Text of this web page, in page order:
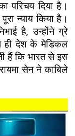
परिचय दिया है।
न्याय किया है।
है, उन्होंने ग्रे
ही देश के मेडिकल
हैं कि भारत से इस
सेन ने काबिले